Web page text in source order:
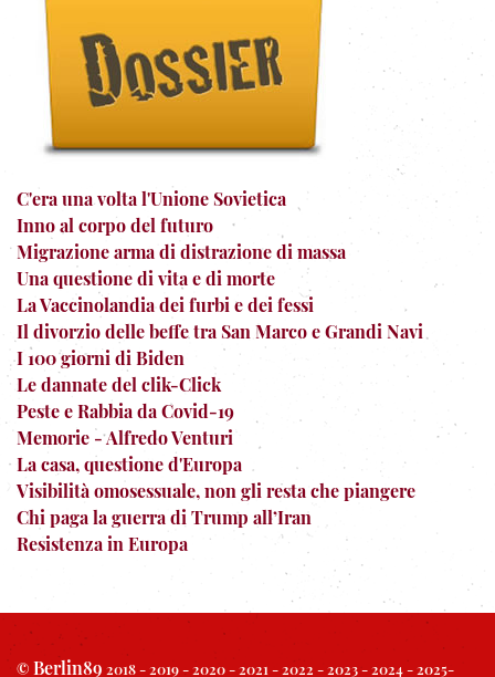
C'era una volta l'Unione Sovietica
Inno al corpo del futuro
Migrazione arma di distrazione di massa
Una questione di vita e di morte
La Vaccinolandia dei furbi e dei fessi
Il divorzio delle beffe tra San Marco e Grandi Navi
I 100 giorni di Biden
Le dannate del clik-Click
Peste e Rabbia da Covid-19
Memorie - Alfredo Venturi
La casa, questione d'Europa
Visibilità omosessuale, non gli resta che piangere
Chi paga la guerra di Trump all’Iran
Resistenza in Europa
© Berlin89 2018 - 2019 - 2020 - 2021 - 2022 - 2023 - 2024 - 2025-